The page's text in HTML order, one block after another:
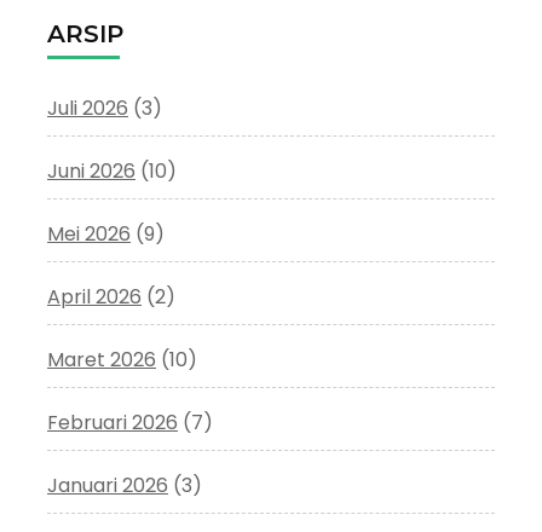
ARSIP
Juli 2026 (3)
Juni 2026 (10)
Mei 2026 (9)
April 2026 (2)
Maret 2026 (10)
Februari 2026 (7)
Januari 2026 (3)